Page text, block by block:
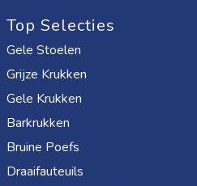
Top Selecties
Gele Stoelen
Grijze Krukken
Gele Krukken
Barkrukken
Bruine Poefs
Draaifauteuils